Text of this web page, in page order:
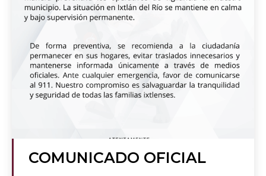
COMUNICADO OFICIAL